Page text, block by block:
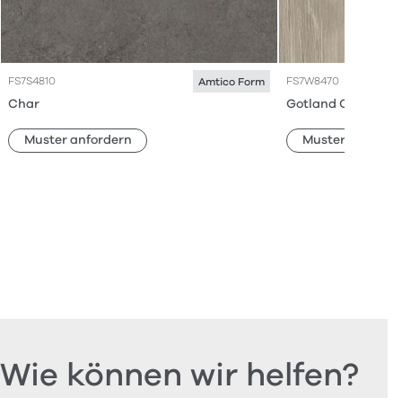
FS7S4810 Amtico Form
Char
Muster anfordern
FS7W8470
Gotland Oak
Muster
Wie können wir helfen?